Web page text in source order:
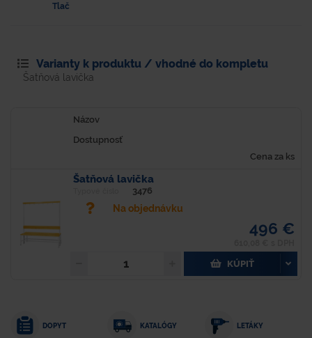
Tlač
Varianty k produktu / vhodné do kompletu
Šatňová lavička
Názov
Dostupnosť
Cena za ks
Šatňová lavička
3476
Na objednávku
496 €
KÚPIŤ
DOPYT KATALÓGY LETÁKY